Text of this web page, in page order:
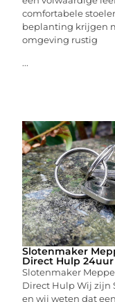
comfortabele
beplanting krijgen
omgeving rustig
...
Slotenmaker
Direct Hulp 24uur
Slotenmaker
Direct Hulp Wij zijn
en wij weten dat